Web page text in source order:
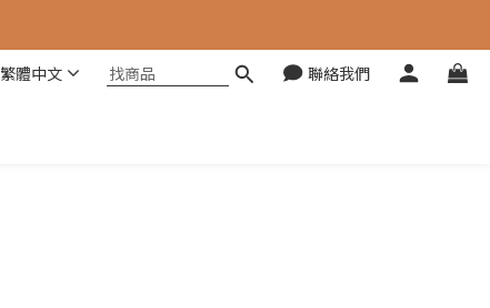
繁體中文 聯絡我們